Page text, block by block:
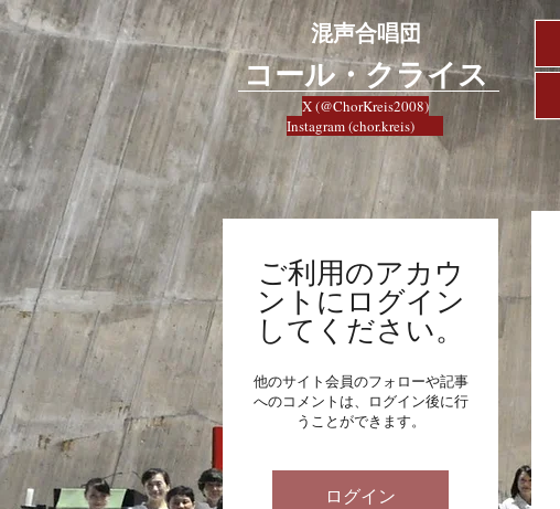
混声合唱団
​コール・クライス
X (@ChorKreis2008)
Instagram (chor.kreis)
ご利用のアカウ
ントにログイン
してください。
他のサイト会員のフォローや記事
へのコメントは、ログイン後に行
うことができます。
ログイン